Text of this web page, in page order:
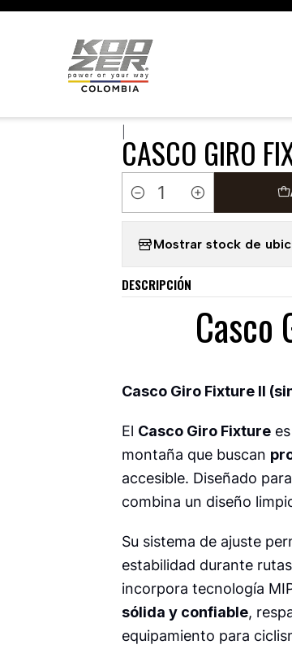
CASCOS CASCO GIRO FIXTURE
CASCO GIRO
Quantity
Mostrar stock de
DESCRIPCIÓN
Casco
Casco Giro Fixture II
El Casco Giro Fixturees
montaña que buscan
accesible. Diseñado
combina un diseño
Su sistema de ajuste
estabilidad durante
incorpora tecnología
sólida y confiable,
equipamiento para